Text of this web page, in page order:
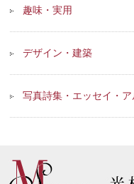
趣味・実用
デザイン・建築
写真詩集・エッセイ・